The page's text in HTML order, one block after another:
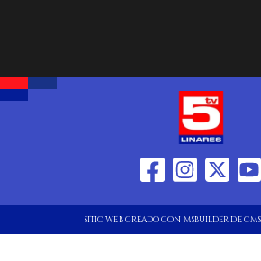
SITIO WEB CREADO CON MSBUILDER DE